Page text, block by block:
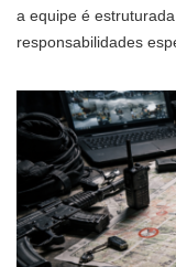
a equipe é
responsabilidades